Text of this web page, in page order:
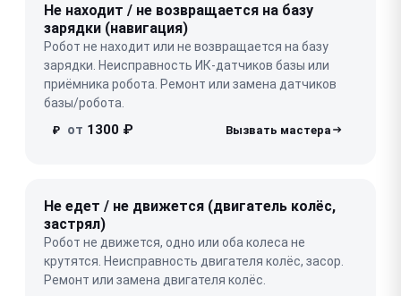
Не находит / не возвращается на базу
зарядки (навигация)
Робот не находит или не возвращается на базу
зарядки. Неисправность ИК-датчиков базы или
приёмника робота. Ремонт или замена датчиков
базы/робота.
₽ от 1300 ₽
Не едет / не движется (двигатель колёс,
застрял)
Робот не движется, одно или оба колеса не
крутятся. Неисправность двигателя колёс, засор.
Ремонт или замена двигателя колёс.